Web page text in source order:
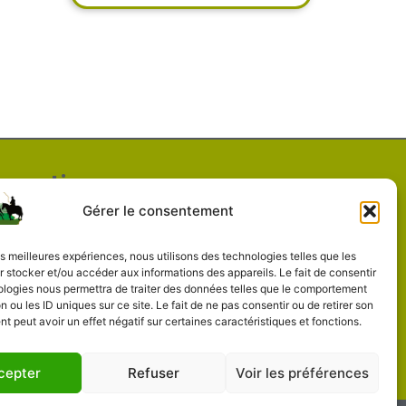
Gérer le consentement
meilleures expériences, nous utilisons des technologies telles que les
stocker et/ou accéder aux informations des appareils. Le fait de consentir
nous permettra de traiter des données telles que le comportement
ou les ID uniques sur ce site. Le fait de ne pas consentir ou de retirer son
peut avoir un effet négatif sur certaines caractéristiques et fonctions.
Refuser Voir les préférences
de soin équin